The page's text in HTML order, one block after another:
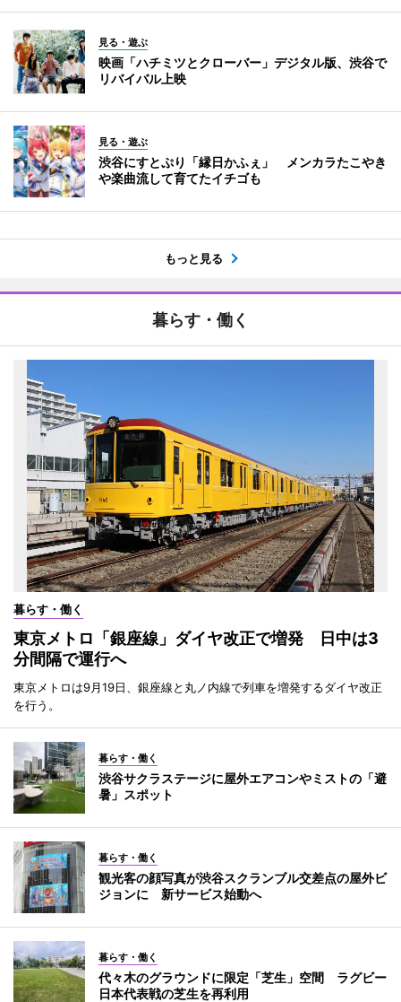
見る・遊ぶ
映画「ハチミツとクローバー」デジタル版、渋谷で
リバイバル上映
見る・遊ぶ
渋谷にすとぷり「縁日かふぇ」 メンカラたこやき
や楽曲流して育てたイチゴも
もっと見る
暮らす・働く
暮らす・働く
東京メトロ「銀座線」ダイヤ改正で増発 日中は3
分間隔で運行へ
東京メトロは9月19日、銀座線と丸ノ内線で列車を増発するダイヤ改正
を行う。
暮らす・働く
渋谷サクラステージに屋外エアコンやミストの「避
暑」スポット
暮らす・働く
観光客の顔写真が渋谷スクランブル交差点の屋外ビ
ジョンに 新サービス始動へ
暮らす・働く
代々木のグラウンドに限定「芝生」空間 ラグビー
日本代表戦の芝生を再利用